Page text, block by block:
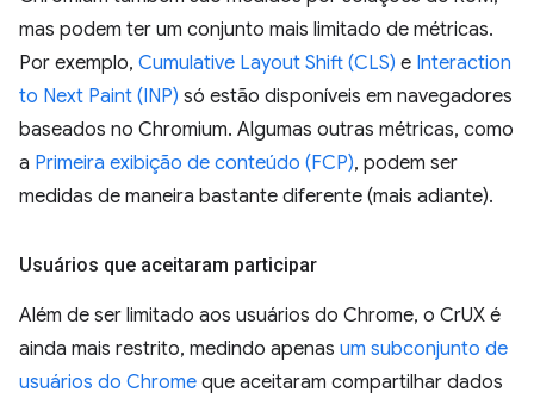
mas podem ter um conjunto mais limitado de métricas.
Por exemplo, Cumulative Layout Shift (CLS) e Interaction
to Next Paint (INP) só estão disponíveis em navegadores
baseados no Chromium. Algumas outras métricas, como
a Primeira exibição de conteúdo (FCP), podem ser
medidas de maneira bastante diferente (mais adiante).
Usuários que aceitaram participar
Além de ser limitado aos usuários do Chrome, o CrUX é
ainda mais restrito, medindo apenas um subconjunto de
usuários do Chrome que aceitaram compartilhar dados